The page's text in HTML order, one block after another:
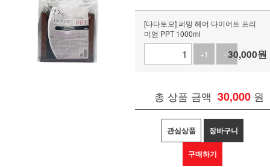
[다다토모] 퍼밍 헤어 다이어트 프리
미엄 PPT 1000ml
+1
-130,000원
총 상품 금액 30,000 원
관심상품 장바구니
구매하기